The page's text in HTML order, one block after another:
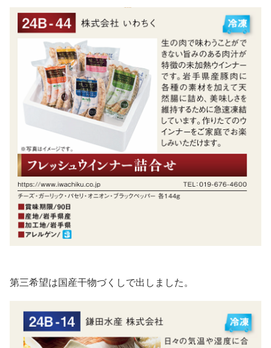
第三希望は国産干物づくしで出しました。